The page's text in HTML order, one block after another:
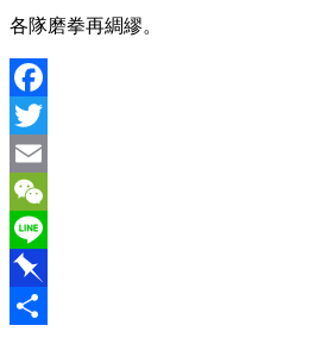
各隊磨拳再綢繆。
Facebook
Twitter
Email
WeChat
Line
Pinboard